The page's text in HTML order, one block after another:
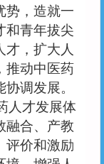
势，造就一
和青年拔尖
才，扩大人
推动中医药
调发展。
人才发展体
融合、产教
评价和激励